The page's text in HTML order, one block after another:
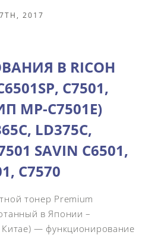
2017
В RICOH
C7501,
MP-C7501E)
LD375C,
SAVIN C6501,
C7570
тонер Premium
в Японии –
— функционирование